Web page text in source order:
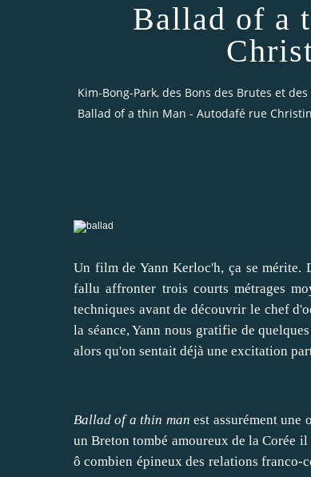
Ballad of a
Kim-Bong-Park, des Bons des Brutes et des
Ballad of a thin Man - Autodafé rue
Un film de Yann Kerloc'h, ça se mérite.
fallu affronter trois courts métrages
techniques avant de découvrir le chef
la séance, Yann nous gratifie de
alors qu'on sentait déjà une excitation
Ballad of a thin man est assurément une
un Breton tombé amoureux de la Corée
ô combien épineux des relations franco-